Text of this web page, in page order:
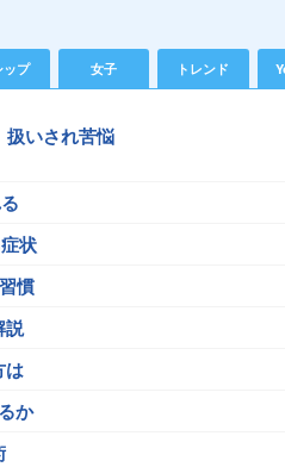
ップ 女子 トレンド
扱いされ苦悩
状
慣
説
は
か